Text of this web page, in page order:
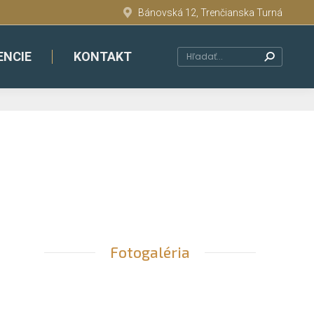
Bánovská 12, Trenčianska Turná
KONTAKT Search:
Fotogaléria